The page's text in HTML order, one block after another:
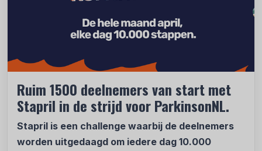
Ruim 1500 deelnemers van start met
Stapril in de strijd voor ParkinsonNL.
Stapril is een challenge waarbij de deelnemers
worden uitgedaagd om iedere dag 10.000